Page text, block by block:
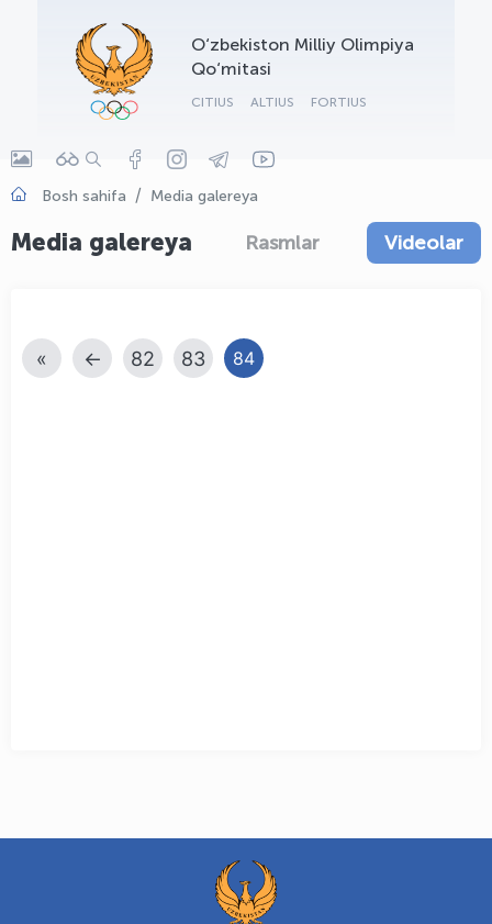
O‘zbekiston Milliy Olimpiya
Qo‘mitasi
CITIUS ALTIUS FORTIUS
Bosh sahifa Media galereya
Media galereya Rasmlar Videolar
« ← 82 83 84
OLYMPCHIK AI - yordamchi
Onlayn · olympic.uz